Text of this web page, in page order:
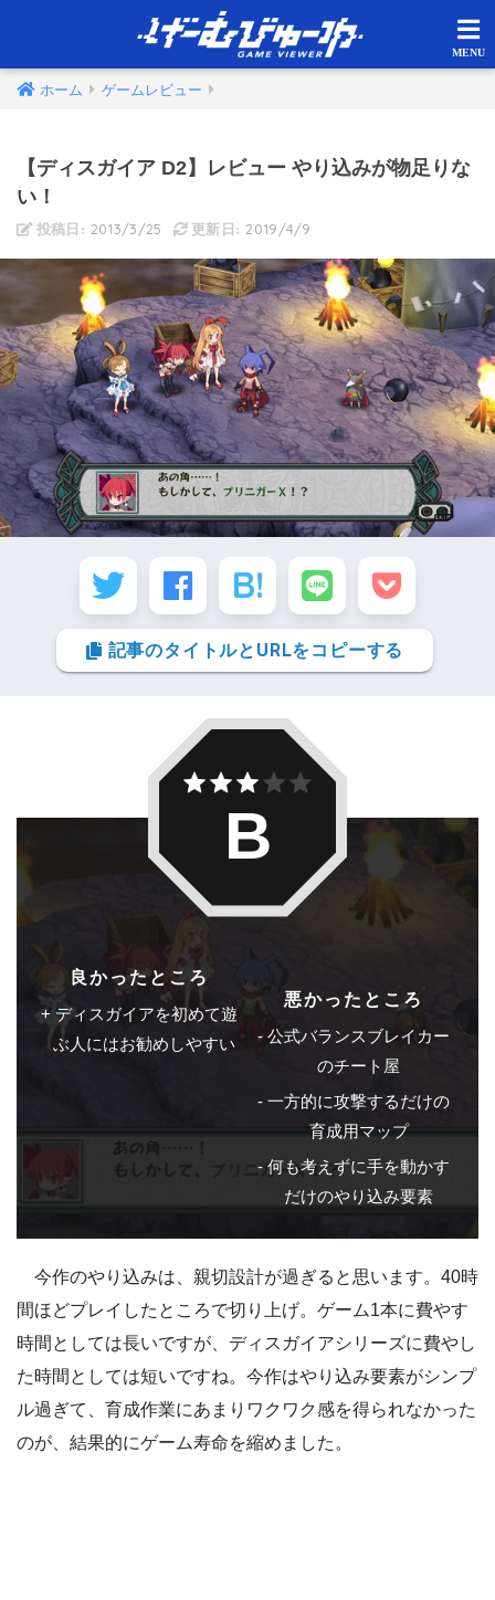
ホーム ゲームレビュー
【ディスガイア D2】レビュー やり込みが物足りな
い！
2013/3/25 2019/4/9
記事のタイトルとURLをコピーする
良かったところ
ディスガイアを初めて遊
ぶ人にはお勧めしやすい
悪かったところ
公式バランスブレイカー
のチート屋
一方的に攻撃するだけの
育成用マップ
何も考えずに手を動かす
だけのやり込み要素
B
今作のやり込みは、親切設計が過ぎると思います。40時
間ほどプレイしたところで切り上げ。ゲーム1本に費やす
時間としては長いですが、ディスガイアシリーズに費やし
た時間としては短いですね。今作はやり込み要素がシンプ
ル過ぎて、育成作業にあまりワクワク感を得られなかった
のが、結果的にゲーム寿命を縮めました。